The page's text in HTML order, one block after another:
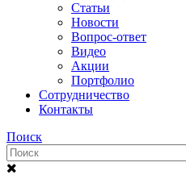
Статьи
Новости
Вопрос-ответ
Видео
Акции
Портфолио
Сотрудничество
Контакты
Поиск